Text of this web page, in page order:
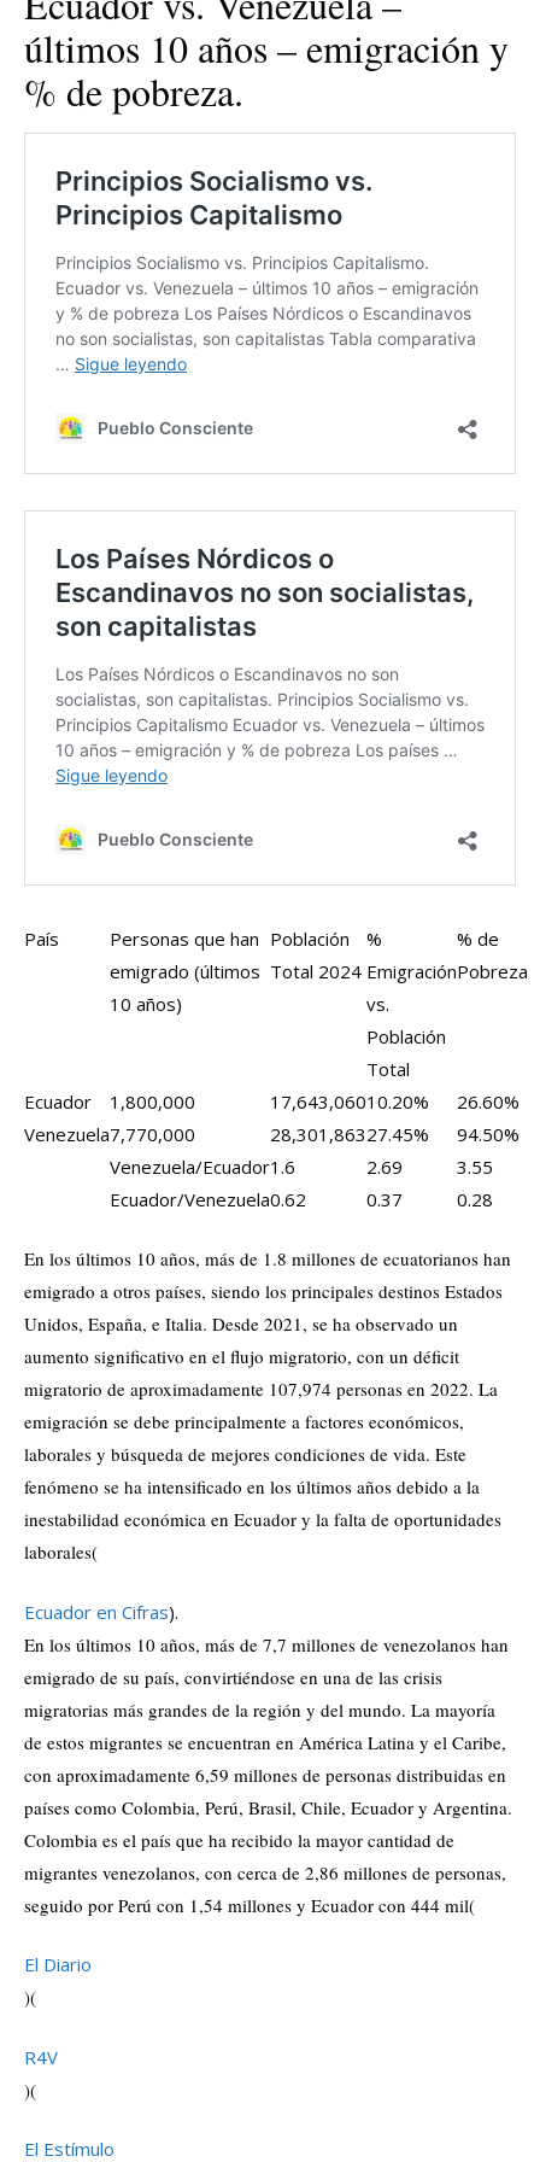
últimos 10 años – emigración y
% de pobreza.
País
Personas que han
emigrado (últimos
10 años)
Población
Total 2024
%
Emigración
vs.
Población
Total
% de
Pobreza
Ecuador 1,800,000 17,643,06010.20%
26.60%
Venezuela7,770,000 28,301,86327.45%
94.50%
Venezuela/Ecuador1.6 2.69
3.55
Ecuador/Venezuela0.62 0.37 0.28
En los últimos 10 años, más de 1.8 millones de ecuatorianos han
emigrado a otros países, siendo los principales destinos Estados
Unidos, España, e Italia. Desde 2021, se ha observado un
aumento significativo en el flujo migratorio, con un déficit
migratorio de aproximadamente 107,974 personas en 2022. La
emigración se debe principalmente a factores económicos,
laborales y búsqueda de mejores condiciones de vida. Este
fenómeno se ha intensificado en los últimos años debido a la
inestabilidad económica en Ecuador y la falta de oportunidades
laborales​(
Ecuador en Cifras).
En los últimos 10 años, más de 7,7 millones de venezolanos han
emigrado de su país, convirtiéndose en una de las crisis
migratorias más grandes de la región y del mundo. La mayoría
de estos migrantes se encuentran en América Latina y el Caribe,
con aproximadamente 6,59 millones de personas distribuidas en
países como Colombia, Perú, Brasil, Chile, Ecuador y Argentina.
Colombia es el país que ha recibido la mayor cantidad de
migrantes venezolanos, con cerca de 2,86 millones de personas,
seguido por Perú con 1,54 millones y Ecuador con 444 mil​(
El Diario
)(
R4V
)(
El Estímulo